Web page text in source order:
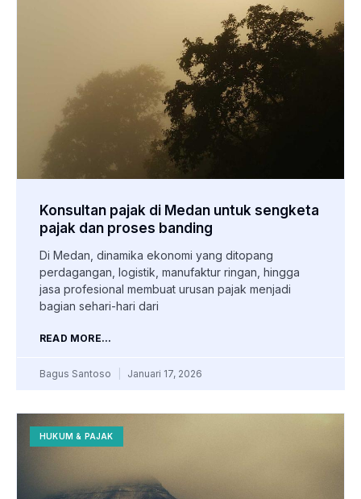
Konsultan pajak di Medan untuk sengketa
pajak dan proses banding
Di Medan, dinamika ekonomi yang ditopang
perdagangan, logistik, manufaktur ringan, hingga
jasa profesional membuat urusan pajak menjadi
bagian sehari-hari dari
READ MORE...
Bagus Santoso Januari 17, 2026
HUKUM & PAJAK